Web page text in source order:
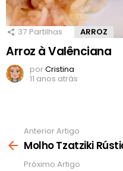
37 Partilhas ARROZ
Arroz à Valênciana
porCristina
11 anos atrás
mais
Anterior Artigo
Molho Tzatziki
Próximo Artigo